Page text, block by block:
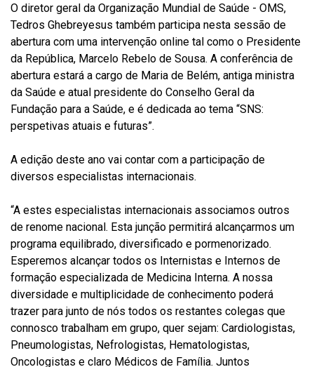
O diretor geral da Organização Mundial de Saúde - OMS,
Tedros Ghebreyesus também participa nesta sessão de
abertura com uma intervenção online tal como o Presidente
da República, Marcelo Rebelo de Sousa. A conferência de
abertura estará a cargo de Maria de Belém, antiga ministra
da Saúde e atual presidente do Conselho Geral da
Fundação para a Saúde, e é dedicada ao tema “SNS:
perspetivas atuais e futuras”.
A edição deste ano vai contar com a participação de
diversos especialistas internacionais.
“A estes especialistas internacionais associamos outros
de renome nacional. Esta junção permitirá alcançarmos um
programa equilibrado, diversificado e pormenorizado.
Esperemos alcançar todos os Internistas e Internos de
formação especializada de Medicina Interna. A nossa
diversidade e multiplicidade de conhecimento poderá
trazer para junto de nós todos os restantes colegas que
connosco trabalham em grupo, quer sejam: Cardiologistas,
Pneumologistas, Nefrologistas, Hematologistas,
Oncologistas e claro Médicos de Família. Juntos